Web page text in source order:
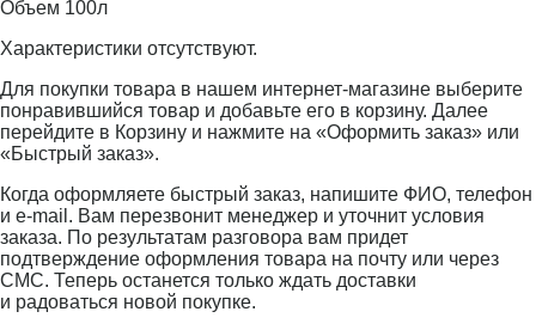
Объем 100л
Характеристики отсутствуют.
Для покупки товара в нашем интернет-магазине выберите
понравившийся товар и добавьте его в корзину. Далее
перейдите в Корзину и нажмите на «Оформить заказ» или
«Быстрый заказ».
Когда оформляете быстрый заказ, напишите ФИО, телефон
и e-mail. Вам перезвонит менеджер и уточнит условия
заказа. По результатам разговора вам придет
подтверждение оформления товара на почту или через
СМС. Теперь останется только ждать доставки
и радоваться новой покупке.